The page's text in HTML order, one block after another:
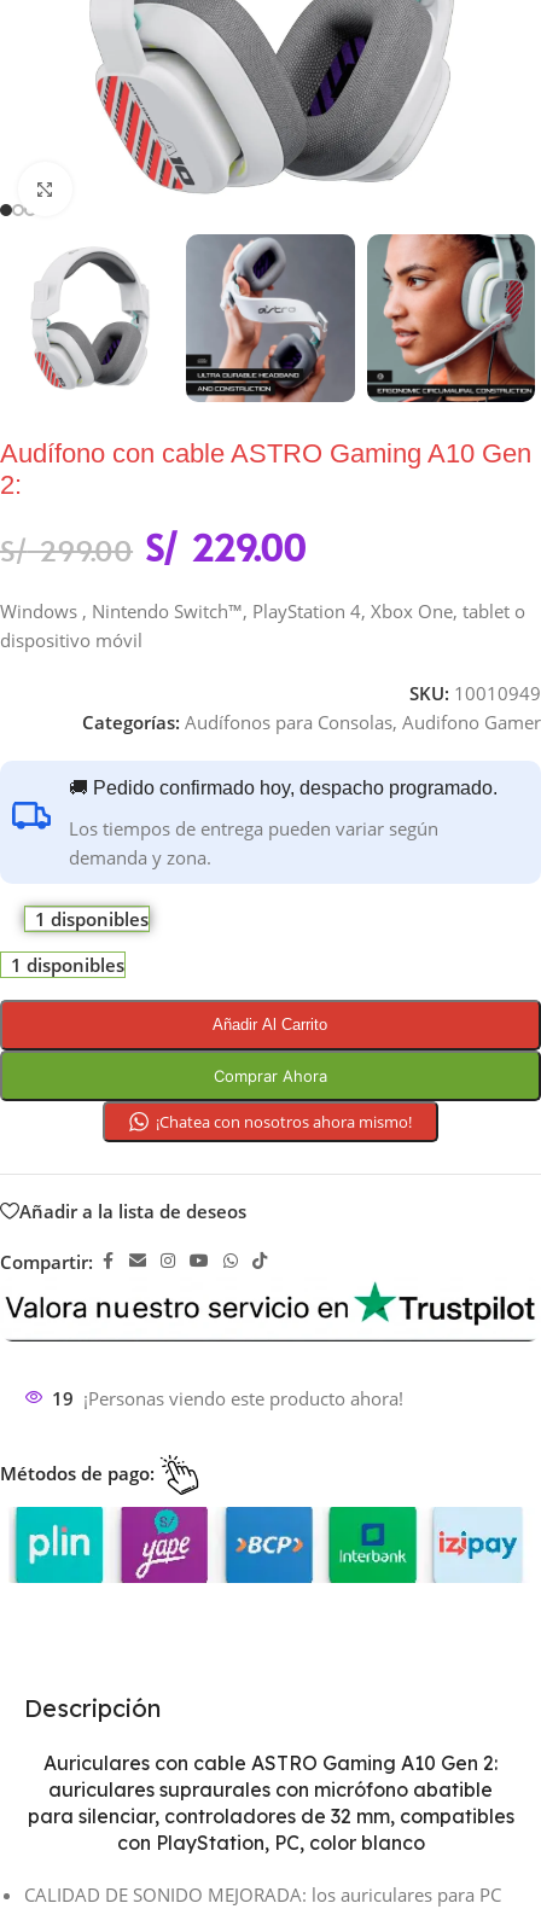
Click to enlarge
Audífono con cable ASTRO Gaming A10 Gen
2:
S/299.00 S/ 229.00
Windows , Nintendo Switch™, PlayStation 4, Xbox One, tablet o
dispositivo móvil
SKU: 10010949
Categorías: Audífonos para Consolas, Audifono Gamer
🚚 Pedido confirmado hoy, despacho programado.
Los tiempos de entrega pueden variar según
demanda y zona.
1 disponibles
1 disponibles
Añadir Al Carrito
Comprar Ahora
¡Chatea con nosotros ahora mismo!
Añadir a la lista de deseos
Compartir:
19 ¡Personas viendo este producto ahora!
Métodos de pago:
Descripción
Auriculares con cable ASTRO Gaming A10 Gen 2:
auriculares supraurales con micrófono abatible
para silenciar, controladores de 32 mm, compatibles
con PlayStation, PC, color blanco
CALIDAD DE SONIDO MEJORADA: los auriculares para PC